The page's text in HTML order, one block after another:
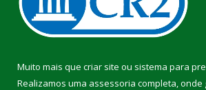
Muito mais que criar site ou sistema para
Realizamos uma assessoria completa, onde